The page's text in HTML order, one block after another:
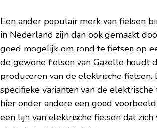
Een ander populair merk van fietsen
in Nederland zijn dan ook gemaakt
goed mogelijk om rond te fietsen op
de gewone fietsen van Gazelle houdt
produceren van de elektrische
specifieke varianten van de elektrische
hier onder andere een goed
een lijn van elektrische fietsen dat